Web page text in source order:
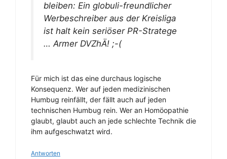
bleiben: Ein globuli-freundlicher
Werbeschreiber aus der Kreisliga
ist halt kein seriöser PR-Stratege
… Armer DVZhÄ! ;-(
Für mich ist das eine durchaus logische
Konsequenz. Wer auf jeden medizinischen
Humbug reinfällt, der fällt auch auf jeden
technischen Humbug rein. Wer an Homöopathie
glaubt, glaubt auch an jede schlechte Technik die
ihm aufgeschwatzt wird.
Antworten